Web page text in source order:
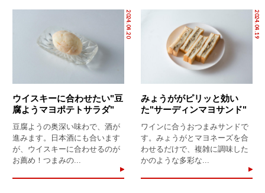
2024.04.20
ウイスキーに合わせたい"豆
腐ようマヨポテトサラダ"
豆腐ようの奥深い味わで、酒が
進みます。日本酒にも合います
が、ウイスキーに合わせるのが
お薦め！つまみの...
2024.04.19
みょうががピリッと効い
た"サーディンマヨサンド"
ワインに合うおつまみサンドで
す。みょうがとマヨネーズを合
わせるだけで、複雑に調味した
かのような多彩な...